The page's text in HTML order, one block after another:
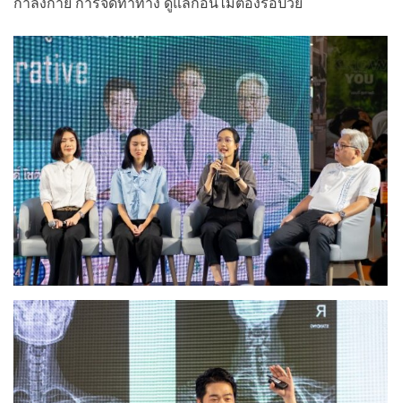
กำลังกาย การจัดท่าทาง ดูแลก่อนไม่ต้องรอป่วย